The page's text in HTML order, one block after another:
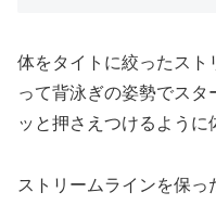
体をタイトに絞ったスト
って背泳ぎの姿勢でス
ッと押さえつけるように
ストリームラインを保